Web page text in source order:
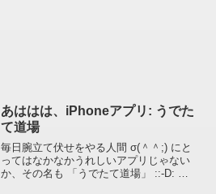
あははは、iPhoneアプリ: うでた
て道場
毎日腕立て伏せをやる人間 σ(＾＾;) にと
ってはなかなかうれしいアプリじゃない
か、その名も 「うでたて道場」 ::-D: 筋